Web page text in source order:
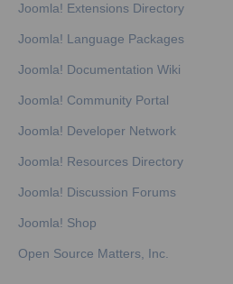
Joomla! Extensions Directory
Joomla! Language Packages
Joomla! Documentation Wiki
Joomla! Community Portal
Joomla! Developer Network
Joomla! Resources Directory
Joomla! Discussion Forums
Joomla! Shop
Open Source Matters, Inc.